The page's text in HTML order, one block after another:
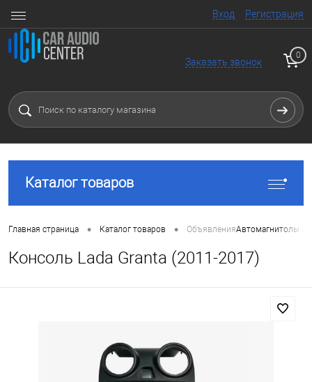
Вход Регистрация
Заказать звонок
0
Каталог товаров
Главная страница • Каталог товаров • ОбъявленияАвтомагнитолы и
Консоль Lada Granta (2011-2017)